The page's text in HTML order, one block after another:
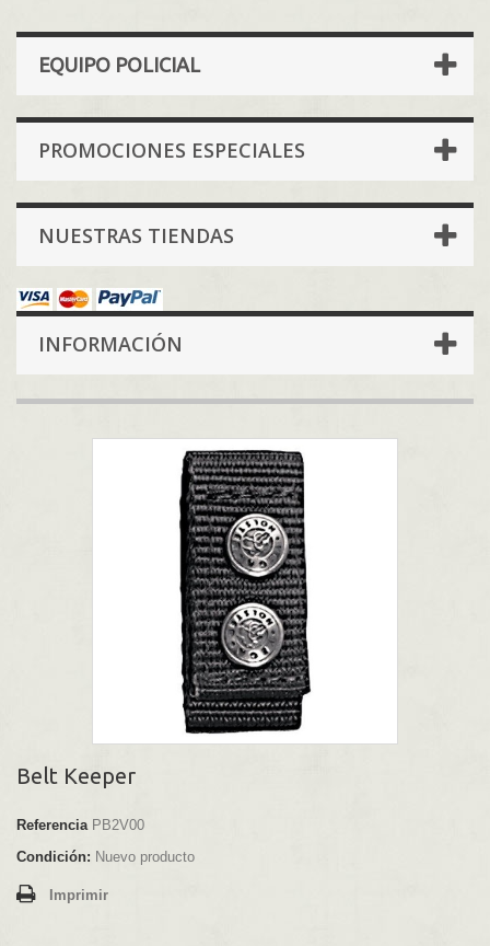
EQUIPO POLICIAL
PROMOCIONES ESPECIALES
NUESTRAS TIENDAS
INFORMACIÓN
Belt Keeper
Referencia PB2V00
Condición: Nuevo producto
Imprimir